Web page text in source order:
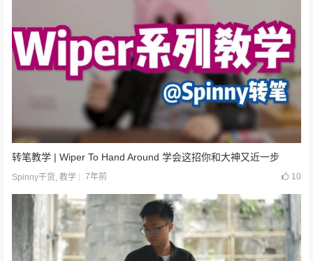
转笔教学 | Wiper To Hand Around 学会这招你和大神又近一步
Spinny干货 ,教学 7年前 10